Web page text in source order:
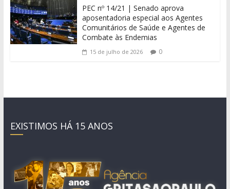
PEC nº 14/21 | Senado aprova
aposentadoria especial aos Agentes
Comunitários de Saúde e Agentes de
Combate às Endemias
15 de julho de 2026 0
EXISTIMOS HÁ 15 ANOS